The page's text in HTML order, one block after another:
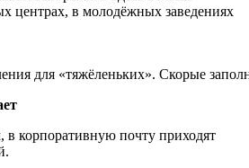
центрах, в молодёжных заведениях
для «тяжёленьких». Скорые
в корпоративную почту приходят